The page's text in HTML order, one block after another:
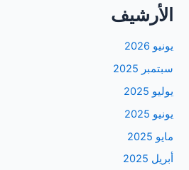
الأرشيف
يونيو 2026
سبتمبر 2025
يوليو 2025
يونيو 2025
مايو 2025
أبريل 2025